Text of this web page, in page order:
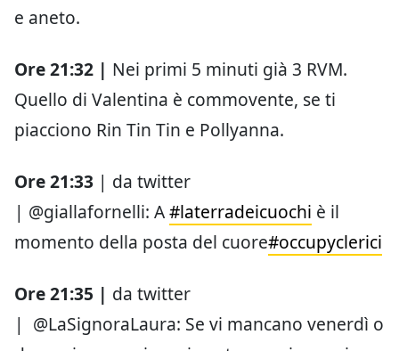
e aneto.
Ore 21:32 | Nei primi 5 minuti già 3 RVM.
Quello di Valentina è commovente, se ti
piacciono Rin Tin Tin e Pollyanna.
Ore 21:33 | da twitter
| @giallafornelli: A#laterradeicuochi è il
momento della posta del cuore#occupyclerici
Ore 21:35 | da twitter
| @LaSignoraLaura: Se vi mancano venerdì o